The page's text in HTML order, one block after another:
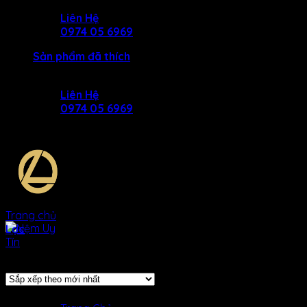
Liên Hệ
0974 05 6969
Sản phẩm đã thích
Liên Hệ
0974 05 6969
Trang chủ
Lọc